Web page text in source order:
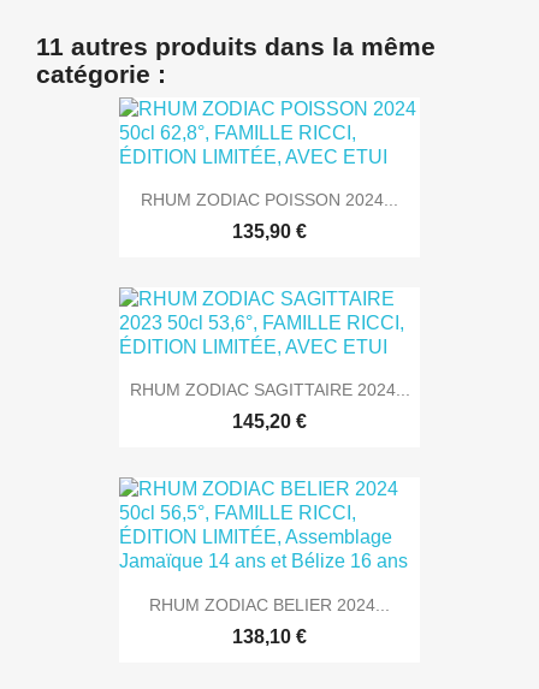
11 autres produits dans la même
catégorie :
RHUM ZODIAC POISSON 2024...
135,90 €
RHUM ZODIAC SAGITTAIRE 2024...
145,20 €
RHUM ZODIAC BELIER 2024...
138,10 €